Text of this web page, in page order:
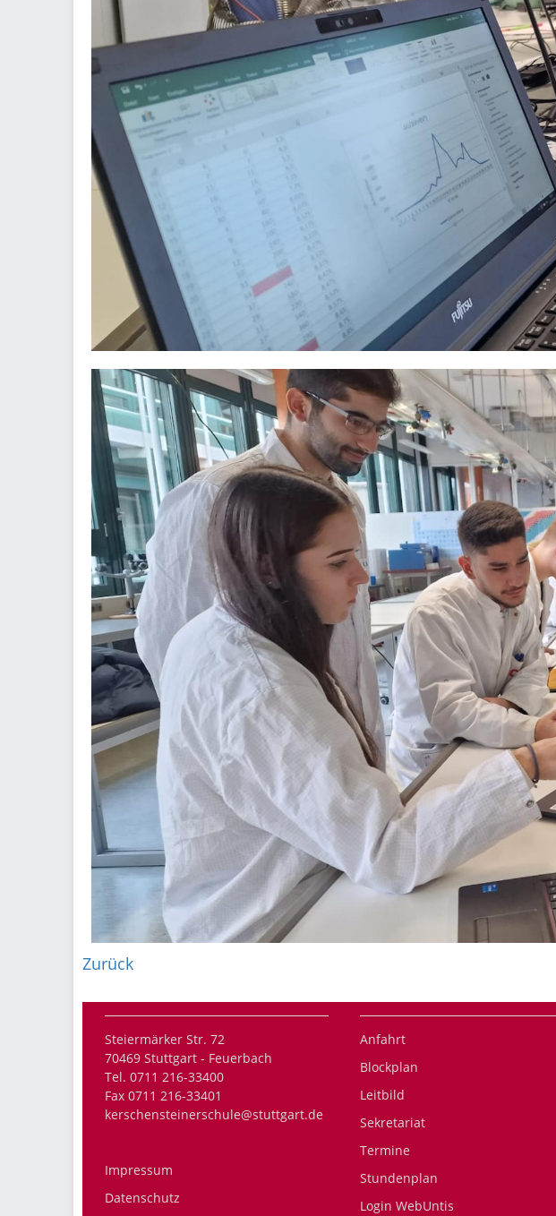
Zurück
Steiermärker Str. 72
70469 Stuttgart - Feuerbach
Tel. 0711 216-33400
Fax 0711 216-33401
kerschensteinerschule@stuttgart.de
Impressum
Datenschutz
Anfahrt
Blockplan
Leitbild
Sekretariat
Termine
Stundenplan
Login WebUntis